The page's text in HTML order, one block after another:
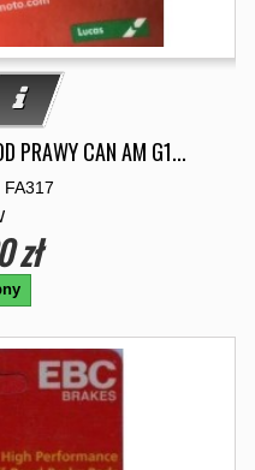
PRAWY CAN AM G1...
FA317
zł